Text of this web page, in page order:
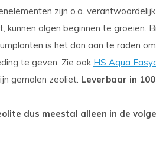
zijn o.a.
kunnen algen beginnen te groeien.
is het dan aan te raden
te geven. Zie ook HS Aqua
gemalen zeoliet. Leverbaar in
dus meestal alleen in de